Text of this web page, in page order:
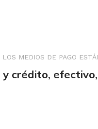
LOS MEDIOS DE PAGO
crédito,